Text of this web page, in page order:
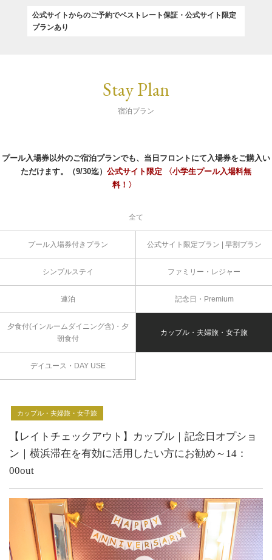
公式サイトからのご予約でベストレート保証・公式サイト限定
プランあり
Stay Plan
宿泊プラン
プール入場券以外のご宿泊プランでも、当日フロントにて入場券をご購入い
ただけます。（9/30迄） 公式サイト限定 〈小学生プール入場料無
料！〉
全て
プール入場券付きプラン 公式サイト限定プラン | 早割プラン
シンプルステイ ファミリー・レジャー
連泊 記念日・Premium
夕食付(インルームダイニング含)・夕
朝食付
カップル・夫婦旅・女子旅
デイユース・DAY USE
カップル・夫婦旅・女子旅
【レイトチェックアウト】カップル｜記念日オプショ
ン｜横浜滞在を有効に活用したい方にお勧め～14：
00out